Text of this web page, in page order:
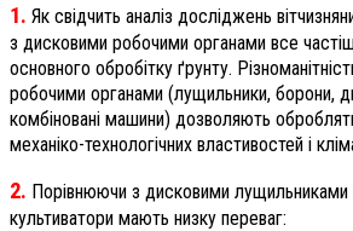
1. Як свідчить аналіз досліджень
з дисковими робочими органами все
основного обробітку ґрунту.
робочими органами (лущильники, борони,
комбіновані машини) дозволяють
механіко-технологічних властивостей і
2. Порівнюючи з дисковими лущильниками
культиватори мають низку переваг: